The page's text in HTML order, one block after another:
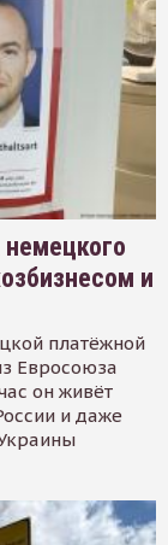
и
платёжной
Евросоюза
он живёт
и даже